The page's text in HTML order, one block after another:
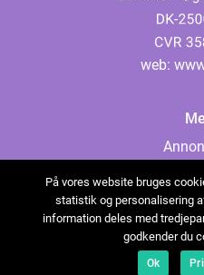
web:
På vores website bruges
statistik og personalisering
information deles med
godkender du
Ok